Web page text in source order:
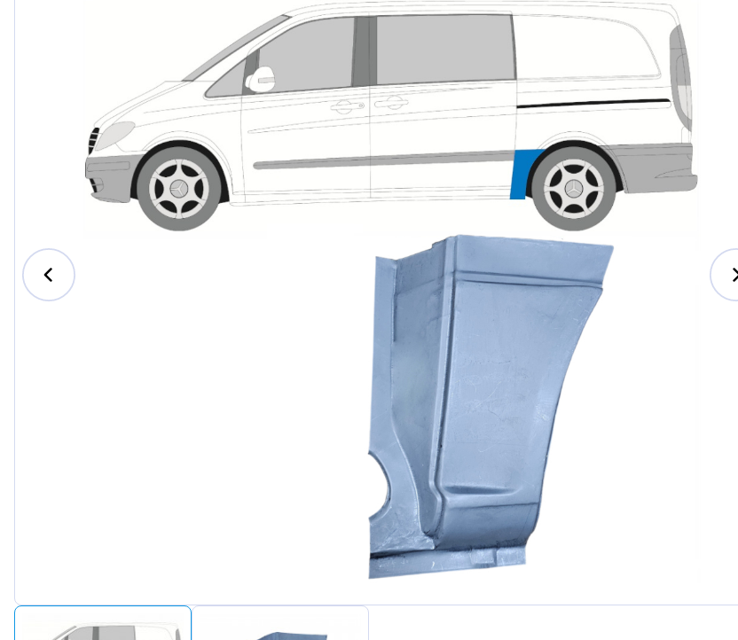
Ford
Honda
Hyundai
Iveco
Jeep
Kia
Toyota